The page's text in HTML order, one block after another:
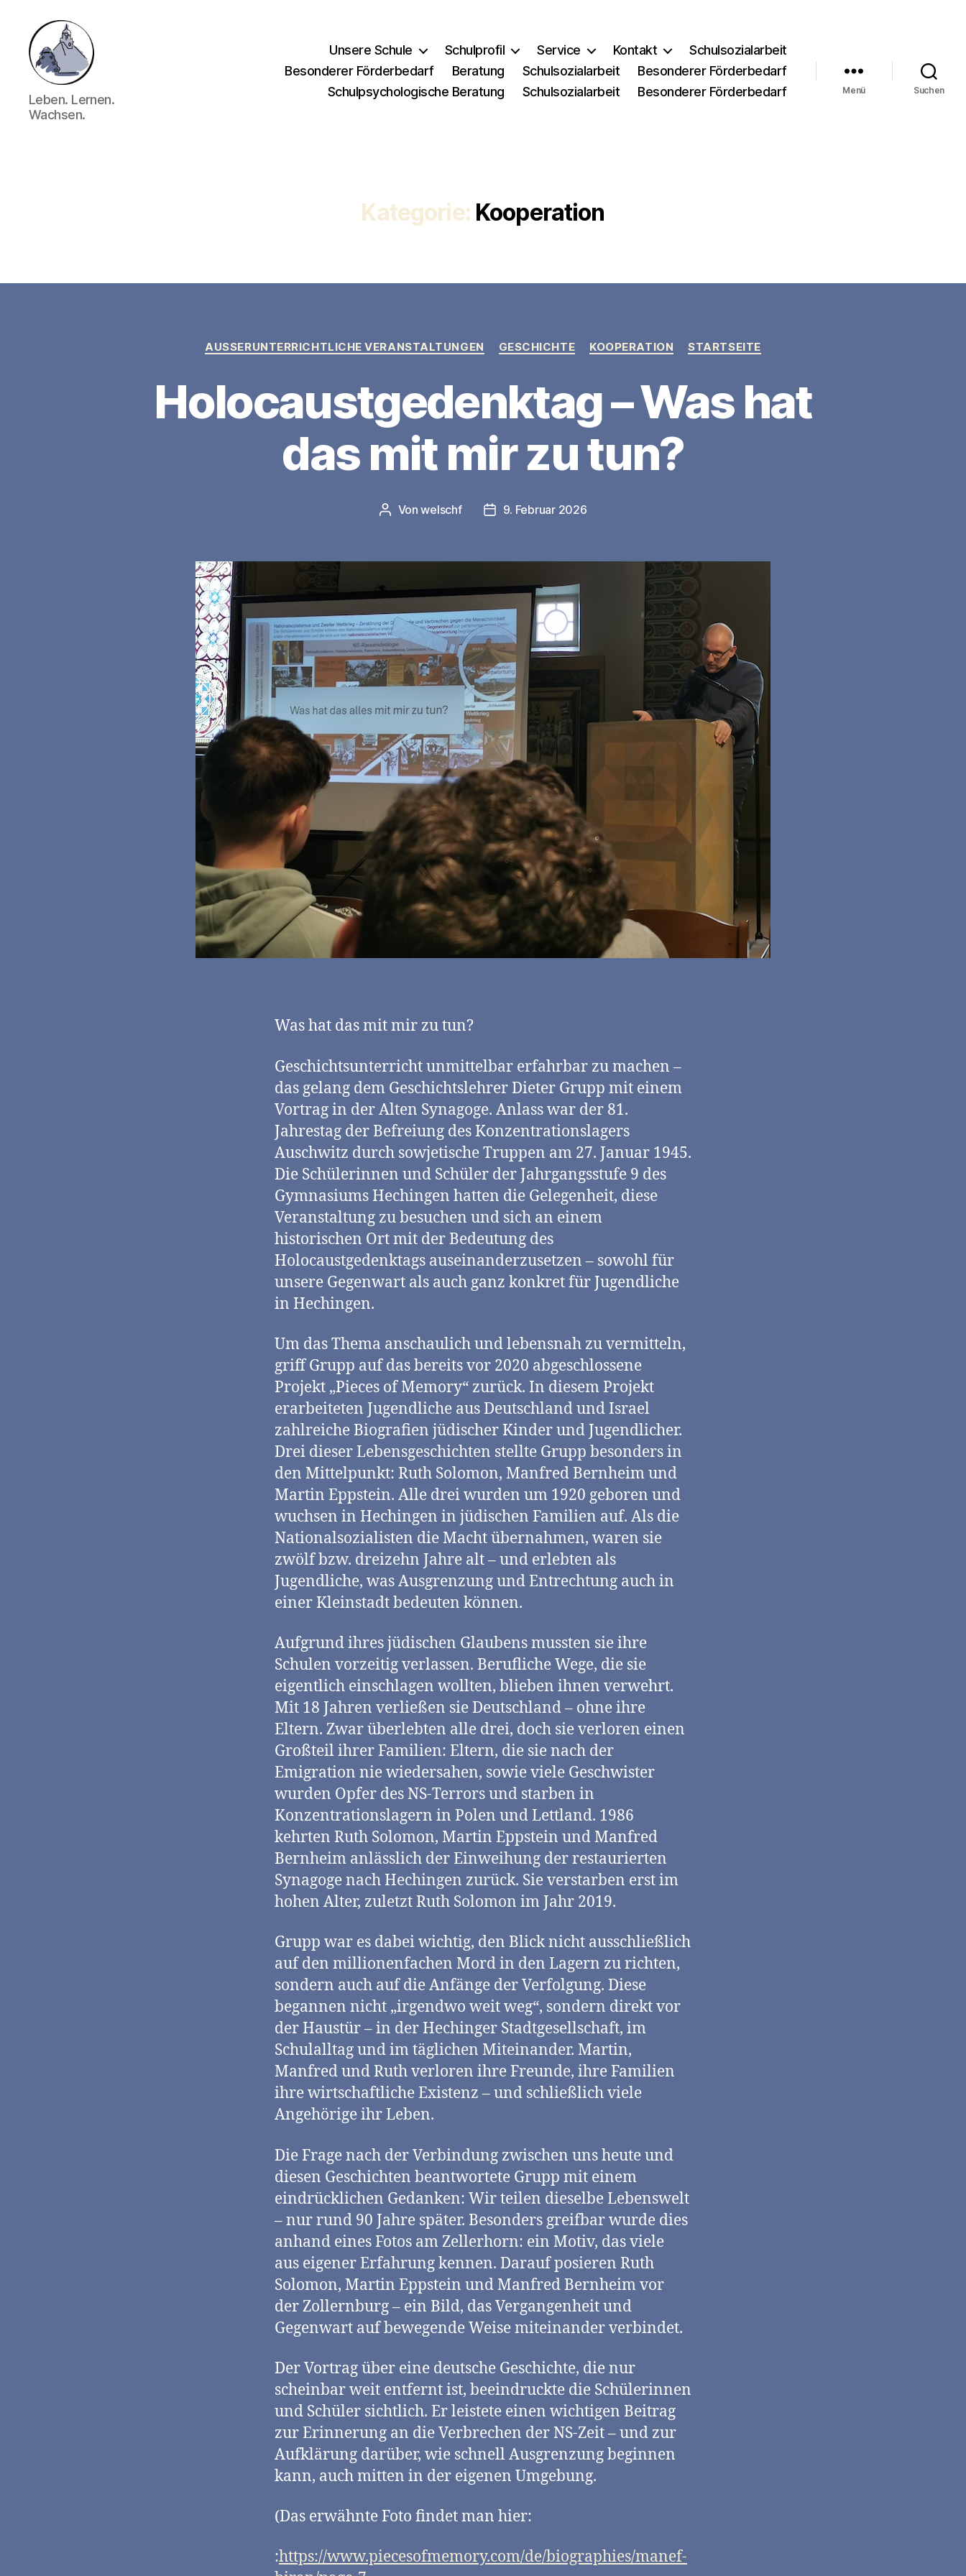
Gymnasium
Hechingen
Leben. Lernen.
Wachsen.
Unsere Schule Schulprofil Service Kontakt
Schulsozialarbeit
Besonderer Förderbedarf
Beratung Schulsozialarbeit
Besonderer Förderbedarf
Schulpsychologische Beratung
Schulsozialarbeit Besonderer Förderbedarf Menü Suchen
Kategorie: Kooperation
Kategorien
AUSSERUNTERRICHTLICHE VERANSTALTUNGEN GESCHICHTE KOOPERATION STARTSEITE
Holocaustgedenktag – Was hat
das mit mir zu tun?
Beitragsautor
Vonwelschf Veröffentlichungsdatum
9. Februar 2026
Was hat das mit mir zu tun?
Geschichtsunterricht unmittelbar erfahrbar zu machen –
das gelang dem Geschichtslehrer Dieter Grupp mit einem
Vortrag in der Alten Synagoge. Anlass war der 81.
Jahrestag der Befreiung des Konzentrationslagers
Auschwitz durch sowjetische Truppen am 27. Januar 1945.
Die Schülerinnen und Schüler der Jahrgangsstufe 9 des
Gymnasiums Hechingen hatten die Gelegenheit, diese
Veranstaltung zu besuchen und sich an einem
historischen Ort mit der Bedeutung des
Holocaustgedenktags auseinanderzusetzen – sowohl für
unsere Gegenwart als auch ganz konkret für Jugendliche
in Hechingen.
Um das Thema anschaulich und lebensnah zu vermitteln,
griff Grupp auf das bereits vor 2020 abgeschlossene
Projekt „Pieces of Memory“ zurück. In diesem Projekt
erarbeiteten Jugendliche aus Deutschland und Israel
zahlreiche Biografien jüdischer Kinder und Jugendlicher.
Drei dieser Lebensgeschichten stellte Grupp besonders in
den Mittelpunkt: Ruth Solomon, Manfred Bernheim und
Martin Eppstein. Alle drei wurden um 1920 geboren und
wuchsen in Hechingen in jüdischen Familien auf. Als die
Nationalsozialisten die Macht übernahmen, waren sie
zwölf bzw. dreizehn Jahre alt – und erlebten als
Jugendliche, was Ausgrenzung und Entrechtung auch in
einer Kleinstadt bedeuten können.
Aufgrund ihres jüdischen Glaubens mussten sie ihre
Schulen vorzeitig verlassen. Berufliche Wege, die sie
eigentlich einschlagen wollten, blieben ihnen verwehrt.
Mit 18 Jahren verließen sie Deutschland – ohne ihre
Eltern. Zwar überlebten alle drei, doch sie verloren einen
Großteil ihrer Familien: Eltern, die sie nach der
Emigration nie wiedersahen, sowie viele Geschwister
wurden Opfer des NS-Terrors und starben in
Konzentrationslagern in Polen und Lettland. 1986
kehrten Ruth Solomon, Martin Eppstein und Manfred
Bernheim anlässlich der Einweihung der restaurierten
Synagoge nach Hechingen zurück. Sie verstarben erst im
hohen Alter, zuletzt Ruth Solomon im Jahr 2019.
Grupp war es dabei wichtig, den Blick nicht ausschließlich
auf den millionenfachen Mord in den Lagern zu richten,
sondern auch auf die Anfänge der Verfolgung. Diese
begannen nicht „irgendwo weit weg“, sondern direkt vor
der Haustür – in der Hechinger Stadtgesellschaft, im
Schulalltag und im täglichen Miteinander. Martin,
Manfred und Ruth verloren ihre Freunde, ihre Familien
ihre wirtschaftliche Existenz – und schließlich viele
Angehörige ihr Leben.
Die Frage nach der Verbindung zwischen uns heute und
diesen Geschichten beantwortete Grupp mit einem
eindrücklichen Gedanken: Wir teilen dieselbe Lebenswelt
– nur rund 90 Jahre später. Besonders greifbar wurde dies
anhand eines Fotos am Zellerhorn: ein Motiv, das viele
aus eigener Erfahrung kennen. Darauf posieren Ruth
Solomon, Martin Eppstein und Manfred Bernheim vor
der Zollernburg – ein Bild, das Vergangenheit und
Gegenwart auf bewegende Weise miteinander verbindet.
Der Vortrag über eine deutsche Geschichte, die nur
scheinbar weit entfernt ist, beeindruckte die Schülerinnen
und Schüler sichtlich. Er leistete einen wichtigen Beitrag
zur Erinnerung an die Verbrechen der NS-Zeit – und zur
Aufklärung darüber, wie schnell Ausgrenzung beginnen
kann, auch mitten in der eigenen Umgebung.
(Das erwähnte Foto findet man hier:
:https://www.piecesofmemory.com/de/biographies/manef-